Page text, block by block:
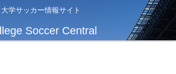
大学サッカー情報サイト
Soccer Central